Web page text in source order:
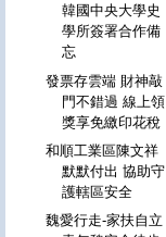
韓國中央大學史
學所簽署合作備
忘
發票存雲端 財神敲
門不錯過 線上領
獎享免繳印花稅
和順工業區陳文祥
默默付出 協助守
護轄區安全
魏愛行走-家扶自立